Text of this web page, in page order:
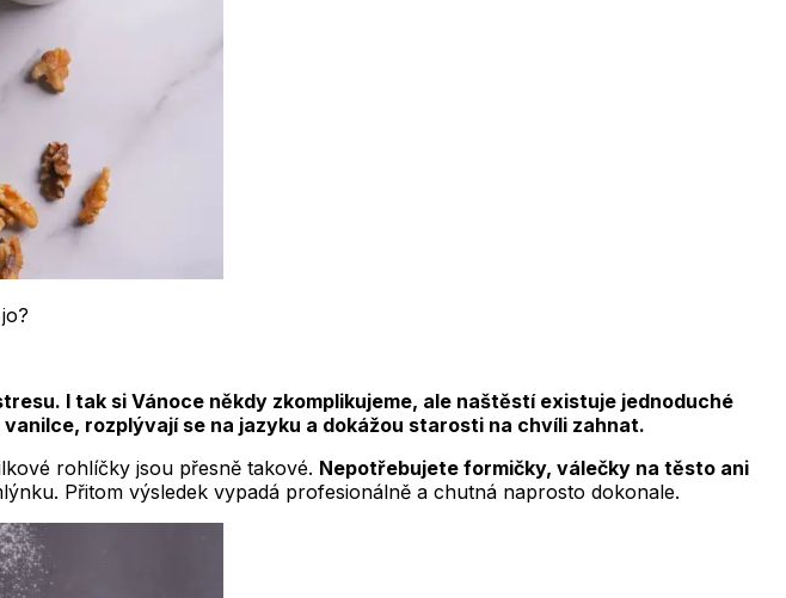
I tak si Vánoce někdy zkomplikujeme, ale naštěstí existuje jednoduché
rozplývají se na jazyku a dokážou starosti na chvíli zahnat.
rohlíčky jsou přesně takové. Nepotřebujete formičky, válečky na těsto ani
Přitom výsledek vypadá profesionálně a chutná naprosto dokonale.